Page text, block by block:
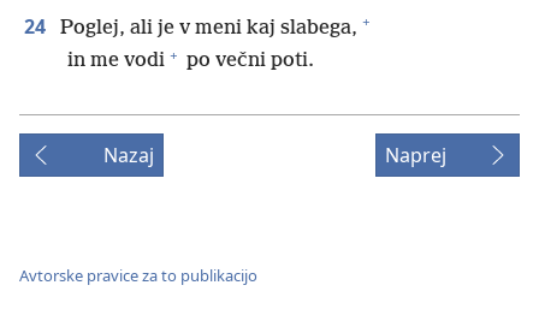
24 Poglej, ali je v meni kaj slabega, +
in me vodi + po večni poti.
Nazaj Naprej
Avtorske pravice za to publikacijo